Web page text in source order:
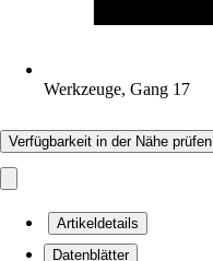
Werkzeuge, Gang 17
Verfügbarkeit in der Nähe prüfen
Artikeldetails
Datenblätter